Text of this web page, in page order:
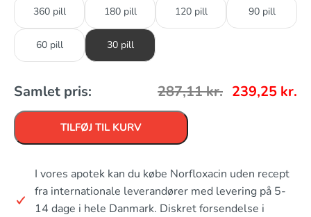
360 pill 180 pill 120 pill 90 pill
60 pill 30 pill
Samlet pris: 287,11kr. 239,25 kr.
TILFØJ TIL KURV
I vores apotek kan du købe Norfloxacin uden recept
fra internationale leverandører med levering på 5-
14 dage i hele Danmark. Diskret forsendelse i